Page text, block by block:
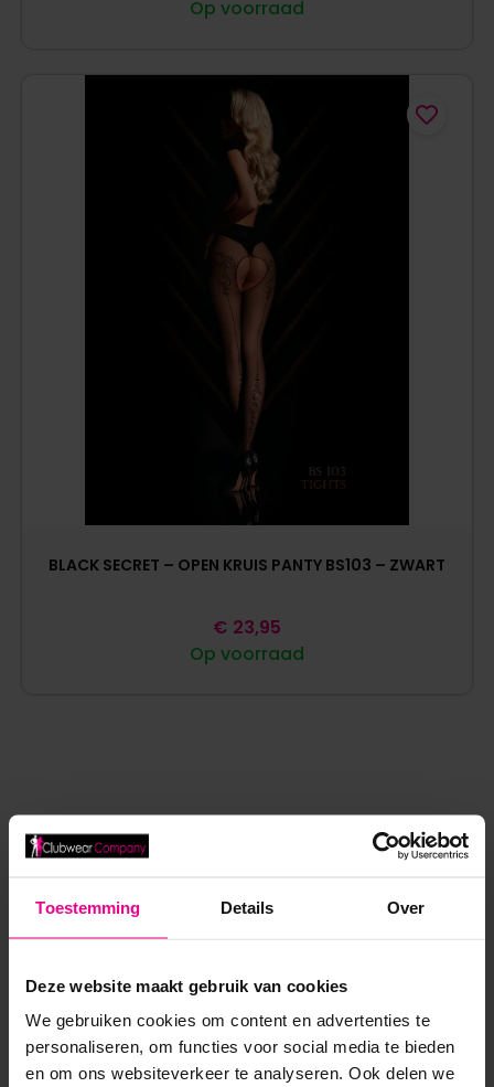
Toestemming Details Over
Deze website maakt gebruik van cookies
We gebruiken cookies om content en advertenties te
personaliseren, om functies voor social media te bieden
en om ons websiteverkeer te analyseren. Ook delen we
Op voorraad
BLACK SECRET – OPEN KRUIS PANTY BS103 – ZWART
Op voorraad
€ 23,95
ANDERE MENSEN BEKEKEN OOK:
SALE!